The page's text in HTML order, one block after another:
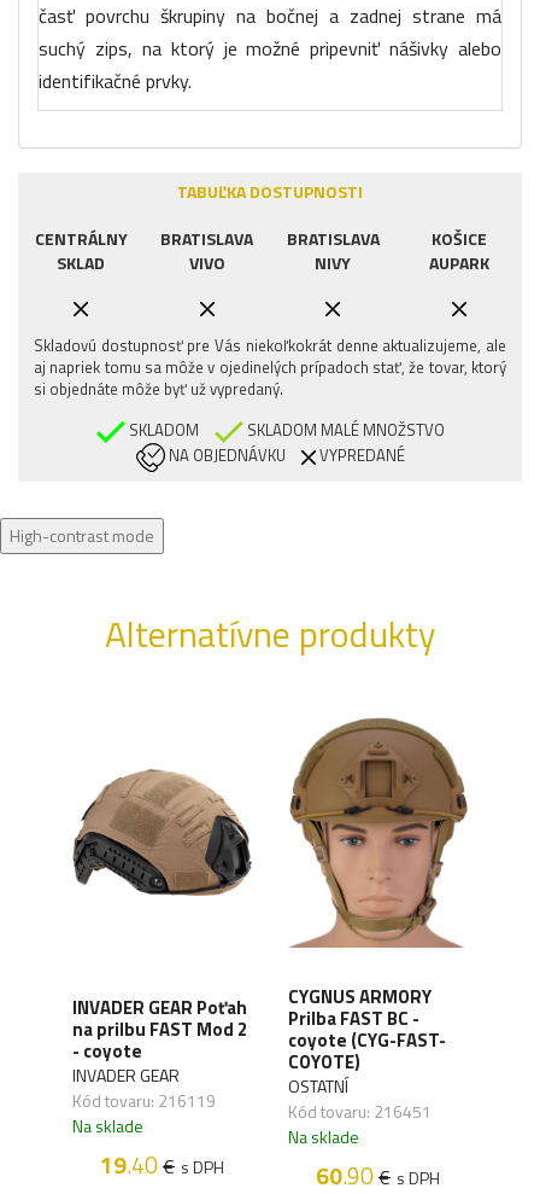
časť povrchu škrupiny na bočnej a zadnej strane má
suchý zips, na ktorý je možné pripevniť nášivky alebo
identifikačné prvky.
TABUĽKA DOSTUPNOSTI
CENTRÁLNY
SKLAD
BRATISLAVA
VIVO
BRATISLAVA
NIVY
KOŠICE
AUPARK
Skladovú dostupnosť pre Vás niekoľkokrát denne aktualizujeme, ale
aj napriek tomu sa môže v ojedinelých prípadoch stať, že tovar, ktorý
si objednáte môže byť už vypredaný.
SKLADOM
SKLADOM MALÉ MNOŽSTVO
NA OBJEDNÁVKU
VYPREDANÉ
High-contrast mode
Alternatívne produkty
INVADER GEAR Poťah
na prilbu FAST Mod 2
- coyote
INVADER GEAR
Kód tovaru: 216119
Na sklade
19.40€ s DPH
CYGNUS ARMORY
Prilba FAST BC -
coyote (CYG-FAST-
COYOTE)
OSTATNÍ
Kód tovaru: 216451
Na sklade
60.90€ s DPH